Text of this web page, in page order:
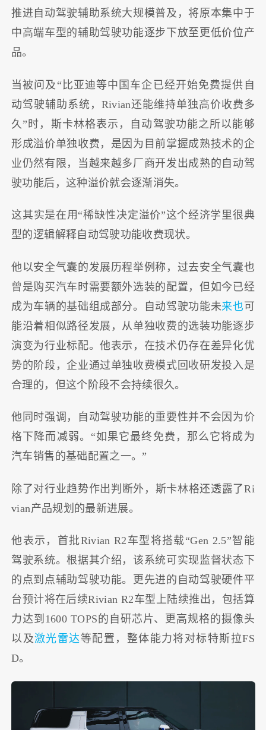
推进自动驾驶辅助系统大规模普及，将原本集中于
中高端车型的辅助驾驶功能逐步下放至更低价位产
品。
当被问及“比亚迪等中国车企已经开始免费提供自
动驾驶辅助系统，Rivian还能维持单独高价收费多
久”时，斯卡林格表示，自动驾驶功能之所以能够
形成溢价单独收费，是因为目前掌握成熟技术的企
业仍然有限，当越来越多厂商开发出成熟的自动驾
驶功能后，这种溢价就会逐渐消失。
这其实是在用“稀缺性决定溢价”这个经济学里很典
型的逻辑解释自动驾驶功能收费现状。
他以安全气囊的发展历程举例称，过去安全气囊也
曾是购买汽车时需要额外选装的配置，但如今已经
成为车辆的基础组成部分。自动驾驶功能未来也可
能沿着相似路径发展，从单独收费的选装功能逐步
演变为行业标配。他表示，在技术仍存在差异化优
势的阶段，企业通过单独收费模式回收研发投入是
合理的，但这个阶段不会持续很久。
他同时强调，自动驾驶功能的重要性并不会因为价
格下降而减弱。“如果它最终免费，那么它将成为
汽车销售的基础配置之一。”
除了对行业趋势作出判断外，斯卡林格还透露了Ri
vian产品规划的最新进展。
他表示，首批Rivian R2车型将搭载“Gen 2.5”智能
驾驶系统。根据其介绍，该系统可实现监督状态下
的点到点辅助驾驶功能。更先进的自动驾驶硬件平
台预计将在后续Rivian R2车型上陆续推出，包括算
力达到1600 TOPS的自研芯片、更高规格的摄像头
以及激光雷达等配置，整体能力将对标特斯拉FS
D。